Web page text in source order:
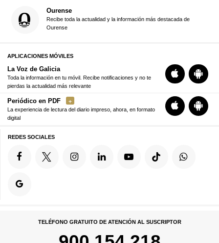
Ourense
Recibe toda la actualidad y la información más destacada de
Ourense
APLICACIONES MÓVILES
La Voz de Galicia
Toda la información en tu móvil. Recibe notificaciones y no te
pierdas la actualidad más relevante
Periódico en PDF
La experiencia de lectura del diario impreso, ahora, en formato
digital
REDES SOCIALES
TELÉFONO GRATUITO DE ATENCIÓN AL SUSCRIPTOR